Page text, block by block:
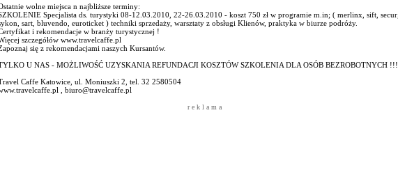
wolne miejsca n najbliższe terminy:
Specjalista ds. turystyki 08-12.03.2010, 22-26.03.2010 - koszt 750 zł w programie m.in; ( merlinx, sift, secur,
sart, bluvendo, euroticket ) techniki sprzedaży, warsztaty z obsługi Klienów, praktyka w biurze podróży.
i rekomendacje w branży turystycznej !
szczegółów www.travelcaffe.pl
się z rekomendacjami naszych Kursantów.
U NAS - MOŻLIWOŚĆ UZYSKANIA REFUNDACJI KOSZTÓW SZKOLENIA DLA OSÓB BEZROBOTNYCH !!!
Caffe Katowice, ul. Moniuszki 2, tel. 32 2580504
, biuro@travelcaffe.pl
r e k l a m a